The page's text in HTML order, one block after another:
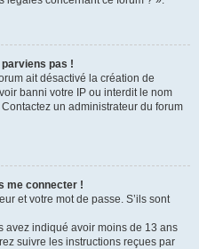
parviens pas !
ait désactivé la création de
banni votre IP ou interdit le nom
un administrateur du forum
me connecter !
et votre mot de passe. S’ils sont
avez indiqué avoir moins de 13 ans
suivre les instructions reçues par